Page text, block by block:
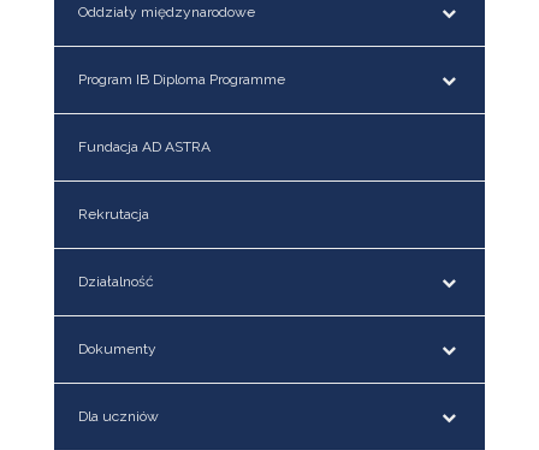
Oddziały międzynarodowe
Program IB Diploma Programme
Fundacja AD ASTRA
Rekrutacja
Działalność
Dokumenty
Dla uczniów